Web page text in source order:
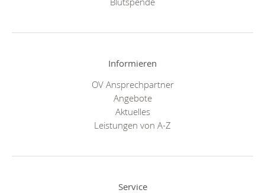
Informieren
OV Ansprechpartner
Angebote
Aktuelles
Leistungen von A-Z
Service